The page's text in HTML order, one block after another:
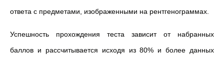
ответа с предметами, изображенными на рентгенограммах.
Успешность прохождения теста зависит от набранных
баллов и рассчитывается исходя из 80% и более данных